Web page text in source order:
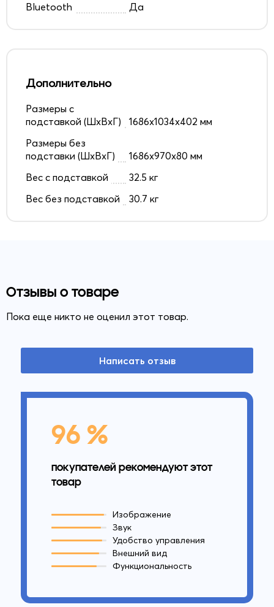
Bluetooth
Да
Дополнительно
Размеры с
подставкой (ШxВxГ)
1686x1034x402 мм
Размеры без
подставки (ШxВxГ)
1686x970x80 мм
Вес с подставкой
32.5 кг
Вес без подставкой
30.7 кг
Отзывы о товаре
Пока еще никто не оценил этот товар.
Написать отзыв
96 %
покупателей рекомендуют этот
товар
Изображение
Звук
Удобство управления
Внешний вид
Функциональность